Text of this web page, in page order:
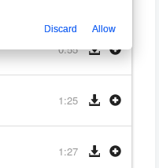
0:55
1:25
1:27
Discard Allow